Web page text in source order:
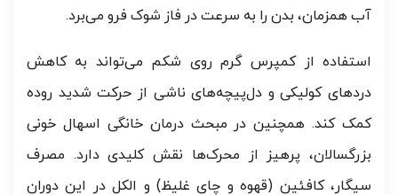
آب همزمان، بدن را به سرعت در فاز شوک فرو می‌برد.
استفاده از کمپرس گرم روی شکم می‌تواند به کاهش
دردهای کولیکی و دل‌پیچه‌های ناشی از حرکت شدید روده
کمک کند. همچنین در مبحث درمان خانگی اسهال خونی
بزرگسالان، پرهیز از محرک‌ها نقش کلیدی دارد. مصرف
سیگار، کافئین (قهوه و چای غلیظ) و الکل در این دوران